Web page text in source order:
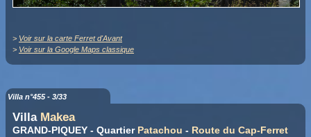
> Voir sur la carte Ferret d'Avant
> Voir sur la Google Maps classique
Villa n°455 - 3/33
Villa Makea
GRAND-PIQUEY - Quartier Patachou - Route du Cap-Ferret